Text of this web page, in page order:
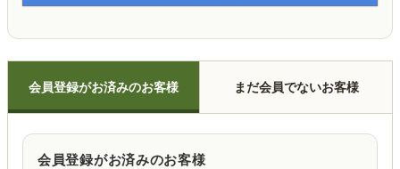
会員登録がお済みのお客様 まだ会員でないお客様
会員登録がお済みのお客様